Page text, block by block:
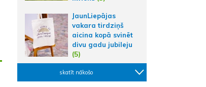
JaunLiepājas
vakara tirdziņš
aicina kopā svinēt
divu gadu jubileju
(5)
skatīt nākošo